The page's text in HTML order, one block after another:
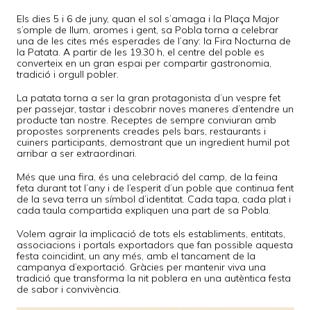
Els dies 5 i 6 de juny, quan el sol s’amaga i la Plaça Major
s’omple de llum, aromes i gent, sa Pobla torna a celebrar
una de les cites més esperades de l’any: la Fira Nocturna de
la Patata. A partir de les 19.30 h, el centre del poble es
converteix en un gran espai per compartir gastronomia,
tradició i orgull pobler.
La patata torna a ser la gran protagonista d’un vespre fet
per passejar, tastar i descobrir noves maneres d’entendre un
producte tan nostre. Receptes de sempre conviuran amb
propostes sorprenents creades pels bars, restaurants i
cuiners participants, demostrant que un ingredient humil pot
arribar a ser extraordinari.
Més que una fira, és una celebració del camp, de la feina
feta durant tot l’any i de l’esperit d’un poble que continua fent
de la seva terra un símbol d’identitat. Cada tapa, cada plat i
cada taula compartida expliquen una part de sa Pobla.
Volem agrair la implicació de tots els establiments, entitats,
associacions i portals exportadors que fan possible aquesta
festa coincidint, un any més, amb el tancament de la
campanya d’exportació. Gràcies per mantenir viva una
tradició que transforma la nit poblera en una autèntica festa
de sabor i convivència.